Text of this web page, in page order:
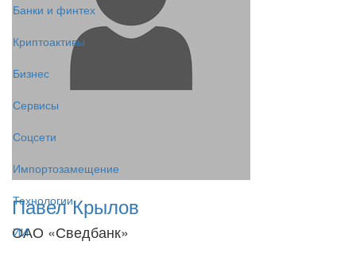
Банки и финтех
Криптоактивы
Бизнес
Сервисы
Соцсети
Импортозамещение
Технологии
ИИ
Павел Крылов
ОАО «Сведбанк»